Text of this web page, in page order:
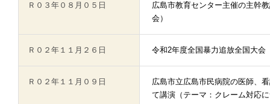
Ｒ０３年０８月０５日
広島市教育センター主催の主幹
会）
Ｒ０２年１１月２６日 令和2年度全国暴力追放全国大会
Ｒ０２年１１月０９日
広島市立広島市民病院の医師、
て講演（テーマ：クレーム対応